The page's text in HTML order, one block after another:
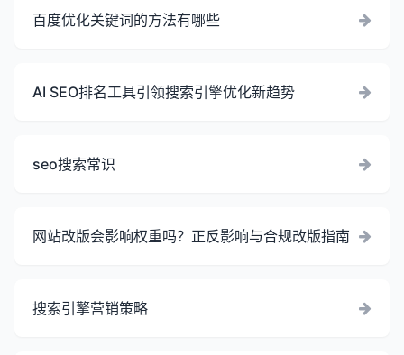
百度优化关键词的方法有哪些
AI SEO排名工具引领搜索引擎优化新趋势
seo搜索常识
网站改版会影响权重吗？正反影响与合规改版指南
搜索引擎营销策略